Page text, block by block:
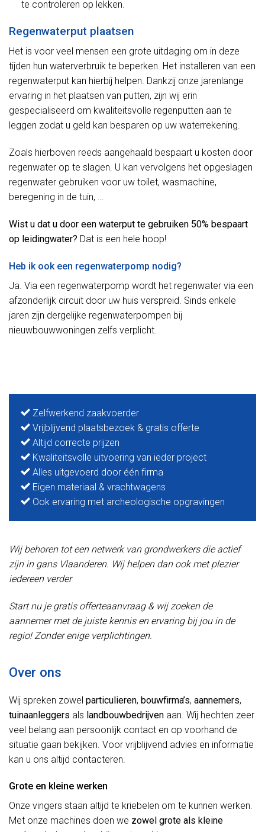
te controleren op lekken.
Regenwaterput plaatsen
Het is voor veel mensen een grote uitdaging om in deze
tijden hun waterverbruik te beperken. Het installeren van een
regenwaterput kan hierbij helpen. Dankzij onze jarenlange
ervaring in het plaatsen van putten, zijn wij erin
gespecialiseerd om kwaliteitsvolle regenputten aan te
leggen zodat u geld kan besparen op uw waterrekening.
Zoals hierboven reeds aangehaald bespaart u kosten door
regenwater op te slagen. U kan vervolgens het opgeslagen
regenwater gebruiken voor uw toilet, wasmachine,
beregening in de tuin, …
Wist u dat u door een waterput te gebruiken 50% bespaart
op leidingwater? Dat is een hele hoop!
Heb ik ook een regenwaterpomp nodig?
Ja. Via een regenwaterpomp wordt het regenwater via een
afzonderlijk circuit door uw huis verspreid. Sinds enkele
jaren zijn dergelijke regenwaterpompen bij
nieuwbouwwoningen zelfs verplicht.
Zelfwerkend zaakvoerder
Vrijblijvend plaatsbezoek & gratis offerte
Altijd correcte prijzen
Kwaliteitsvolle uitvoering van ieder project
Alles uitgevoerd door één firma
Eigen materiaal & vrachtwagens
Ook ervaring met archeologische opgravingen
Wij behoren tot een netwerk van grondwerkers die actief
zijn in gans Vlaanderen. Wij helpen dan ook met plezier
iedereen verder
Start nu je gratis offerteaanvraag & wij zoeken de
aannemer met de juiste kennis en ervaring bij jou in de
regio! Zonder enige verplichtingen.
Over ons
Wij spreken zowel particulieren, bouwfirma’s, aannemers,
tuinaanleggers als landbouwbedrijven aan. Wij hechten zeer
veel belang aan persoonlijk contact en op voorhand de
situatie gaan bekijken. Voor vrijblijvend advies en informatie
kan u ons altijd contacteren.
Grote en kleine werken
Onze vingers staan altijd te kriebelen om te kunnen werken.
Met onze machines doen we zowel grote als kleine